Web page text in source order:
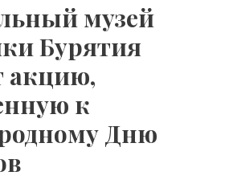
музей
Бурятия
акцию,
к
Дню